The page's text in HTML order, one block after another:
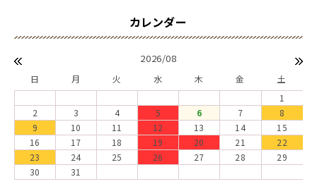
2026/08
日 月 火 水 木 金
土
1
2
3 4 5 6 7
8
9
10 11 12 13 14
15
16
17 18 19 20 21
22
23
24 25 26 27 28
29
30
31